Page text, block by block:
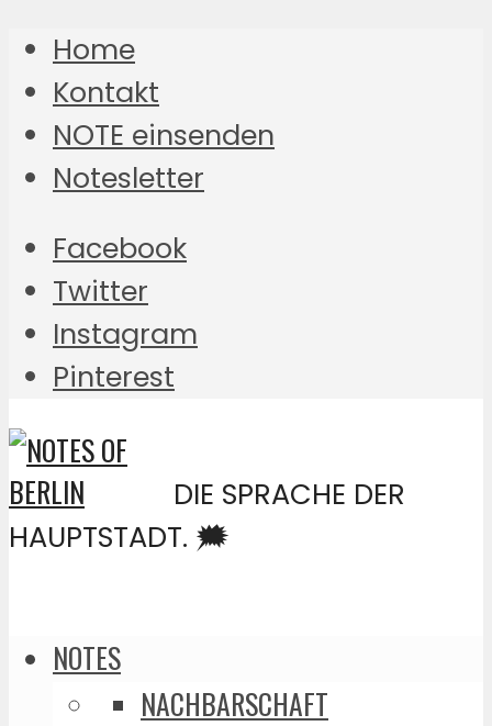
Home
Kontakt
NOTE einsenden
Notesletter
Facebook
Twitter
Instagram
Pinterest
DIE SPRACHE DER
HAUPTSTADT. 🗯️
NOTES
NACHBARSCHAFT